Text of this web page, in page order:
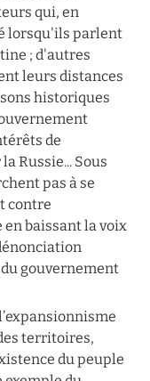
qui, en
lorsqu'ils parlent
; d'autres
leurs distances
historiques
de
Russie... Sous
pas à se
contre
baissant la voix
gouvernement
territoires,
du peuple